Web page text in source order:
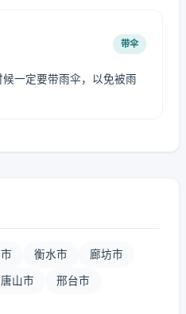
带伞
一定要带雨伞，以免被雨
衡水市 廊坊市
唐山市 邢台市